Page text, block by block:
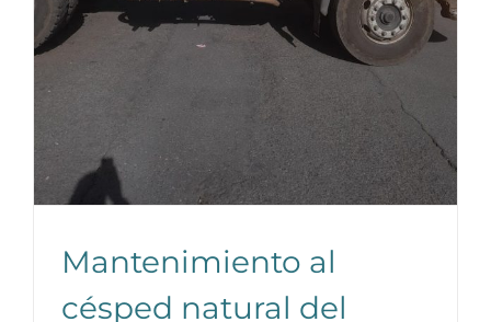
Mantenimiento al
césped natural del